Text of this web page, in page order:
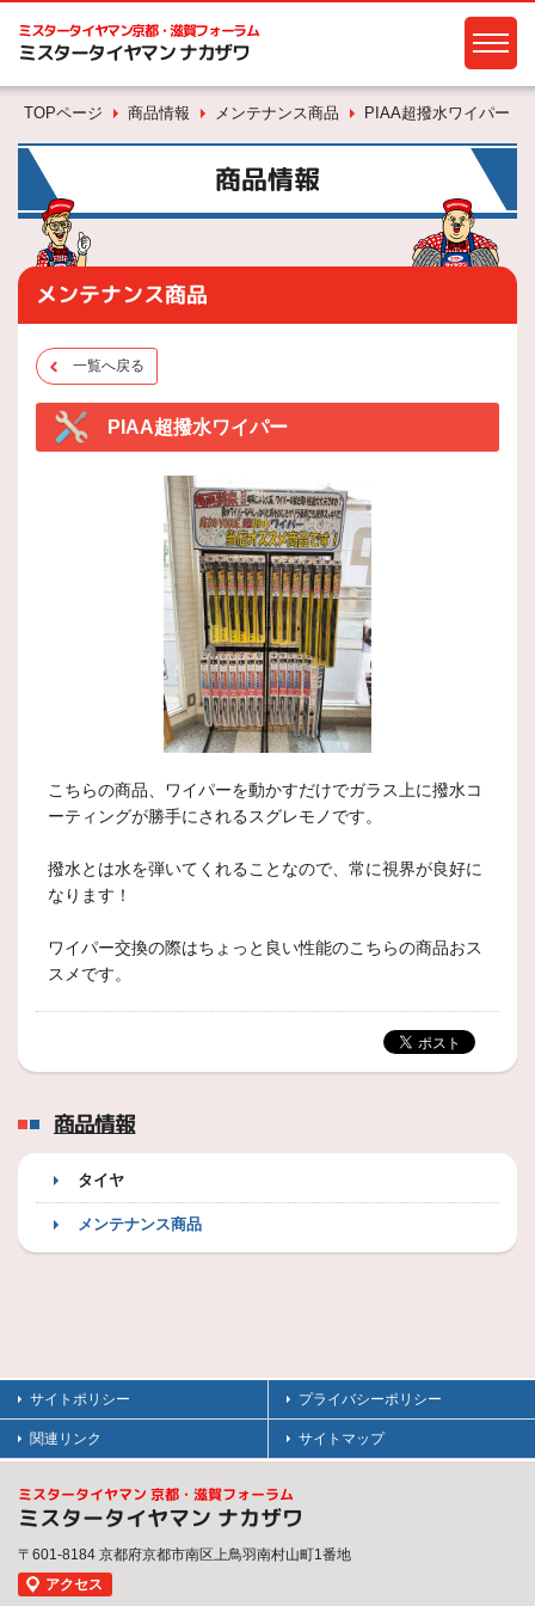
ミスタータイヤマン京都・滋賀フォーラム
ミスタータイヤマン ナカザワ
TOPページ 商品情報 メンテナンス商品 PIAA超撥水ワイパー
商品情報
メンテナンス商品
一覧へ戻る
PIAA超撥水ワイパー
こちらの商品、ワイパーを動かすだけでガラス上に撥水コ
ーティングが勝手にされるスグレモノです。
撥水とは水を弾いてくれることなので、常に視界が良好に
なります！
ワイパー交換の際はちょっと良い性能のこちらの商品おス
スメです。
商品情報
タイヤ
メンテナンス商品
サイトポリシー プライバシーポリシー
関連リンク サイトマップ
ミスタータイヤマン 京都・滋賀フォーラム
ミスタータイヤマン ナカザワ
〒601-8184 京都府京都市南区上鳥羽南村山町1番地
アクセス